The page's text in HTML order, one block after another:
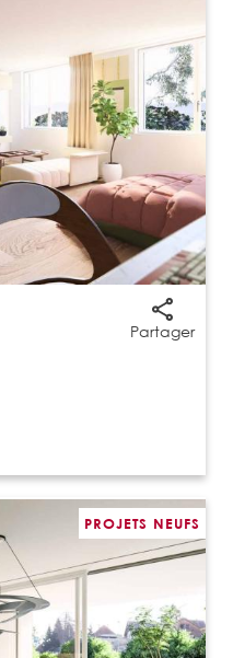
Partager
PROJETS NEUFS